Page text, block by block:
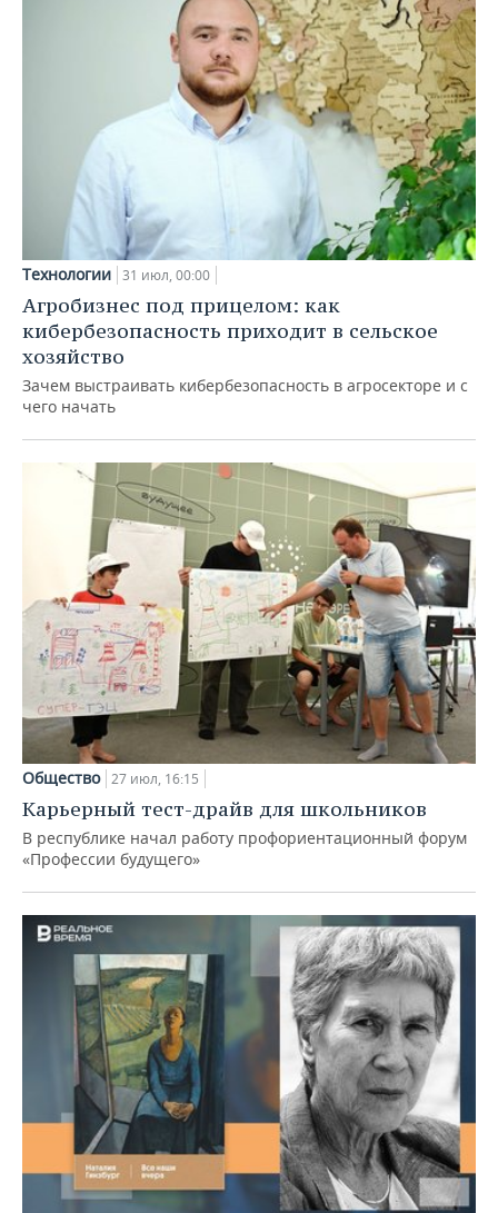
Технологии 31 июл, 00:00
Агробизнес под прицелом: как
кибербезопасность приходит в сельское
хозяйство
Зачем выстраивать кибербезопасность в агросекторе и с
чего начать
Общество 27 июл, 16:15
Карьерный тест-драйв для школьников
В республике начал работу профориентационный форум
«Профессии будущего»